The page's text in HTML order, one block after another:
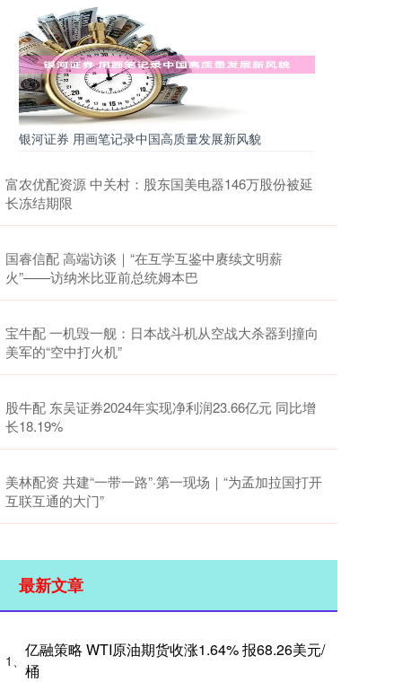
银河证券 用画笔记录中国高质量发展新风貌
富农优配资源 中关村：股东国美电器146万股份被延
长冻结期限
国睿信配 高端访谈｜“在互学互鉴中赓续文明薪
火”——访纳米比亚前总统姆本巴
宝牛配 一机毁一舰：日本战斗机从空战大杀器到撞向
美军的“空中打火机”
股牛配 东吴证券2024年实现净利润23.66亿元 同比增
长18.19%
美林配资 共建“一带一路”·第一现场｜“为孟加拉国打开
互联互通的大门”
最新文章
1、
亿融策略 WTI原油期货收涨1.64% 报68.26美元/
桶